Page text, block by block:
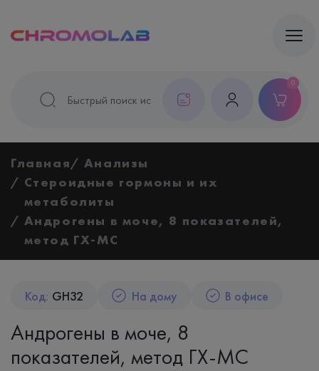
0
Главная
Анализы
Стероидные гормоны и их
метаболиты
Андрогены в моче, 8 показателей,
метод ГХ-МС
Код: GH32 На дому В офисе
Андрогены в моче, 8
показателей, метод ГХ-МС